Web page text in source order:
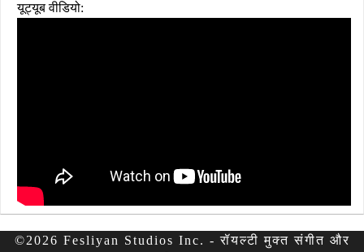
यूट्यूब वीडियो:
©2026 Fesliyan Studios Inc. - रॉयल्टी मुक्त संगीत और